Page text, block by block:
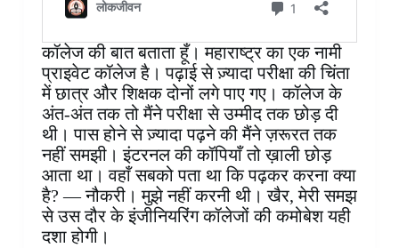
कॉलेज की बात बताता हूँ। महाराष्ट्र का एक नामी
प्राइवेट कॉलेज है। पढ़ाई से ज़्यादा परीक्षा की चिंता
में छात्र और शिक्षक दोनों लगे पाए गए। कॉलेज के
अंत-अंत तक तो मैंने परीक्षा से उम्मीद तक छोड़ दी
थी। पास होने से ज़्यादा पढ़ने की मैंने ज़रूरत तक
नहीं समझी। इंटरनल की कॉपियाँ तो ख़ाली छोड़
आता था। वहाँ सबको पता था कि पढ़कर करना क्या
है? — नौकरी। मुझे नहीं करनी थी। खैर, मेरी समझ
से उस दौर के इंजीनियरिंग कॉलेजों की कमोबेश यही
दशा होगी।